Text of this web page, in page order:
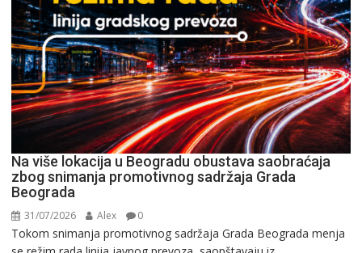
Na više lokacija u Beogradu obustava saobraćaja
zbog snimanja promotivnog sadržaja Grada
Beograda
31/07/2026 Alex 0
Tokom snimanja promotivnog sadržaja Grada Beograda menja